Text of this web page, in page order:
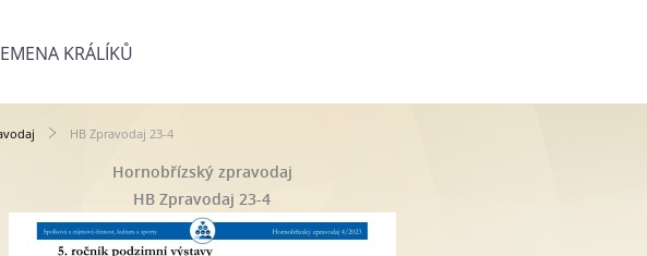
KRÁLÍKŮ
HB Zpravodaj 23-4
Hornobřízský zpravodaj
HB Zpravodaj 23-4